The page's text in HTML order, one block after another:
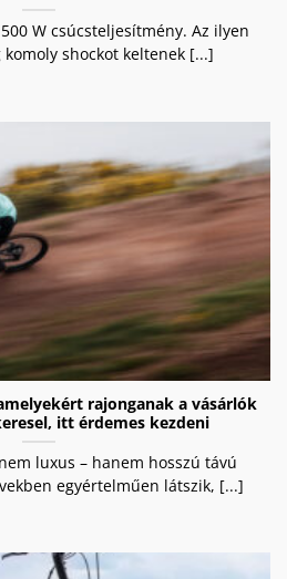
W csúcsteljesítmény. Az ilyen
shockot keltenek [...]
rajonganak a vásárlók
itt érdemes kezdeni
luxus – hanem hosszú távú
egyértelműen látszik, [...]